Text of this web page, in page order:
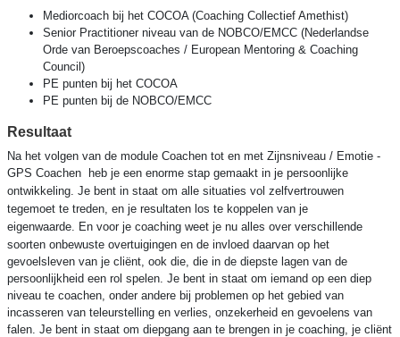
Mediorcoach bij het COCOA (Coaching Collectief Amethist)
Senior Practitioner niveau van de NOBCO/EMCC (Nederlandse
Orde van Beroepscoaches / European Mentoring & Coaching
Council)
PE punten bij het COCOA
PE punten bij de NOBCO/EMCC
Resultaat
Na het volgen van de module Coachen tot en met Zijnsniveau / Emotie -
GPS Coachen heb je een enorme stap gemaakt in je persoonlijke
ontwikkeling. Je bent in staat om alle situaties vol zelfvertrouwen
tegemoet te treden, en je resultaten los te koppelen van je
eigenwaarde. En voor je coaching weet je nu alles over verschillende
soorten onbewuste overtuigingen en de invloed daarvan op het
gevoelsleven van je cliënt, ook die, die in de diepste lagen van de
persoonlijkheid een rol spelen. Je bent in staat om iemand op een diep
niveau te coachen, onder andere bij problemen op het gebied van
incasseren van teleurstelling en verlies, onzekerheid en gevoelens van
falen. Je bent in staat om diepgang aan te brengen in je coaching, je cliënt